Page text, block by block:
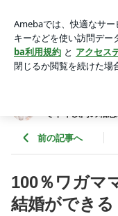
料メール講座 | 成婚率
半年以内の相思相愛結
アプリをダウンロード
ょう。
で半年以内の相
前の記事へ
100％ワガマ
結婚ができ